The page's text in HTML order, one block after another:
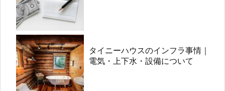
タイニーハウスのインフラ事情｜
電気・上下水・設備について